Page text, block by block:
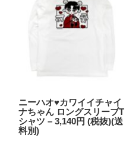
ニーハオ♥カワイイチャイ
ナちゃん ロングスリーブT
シャツ – 3,140円 (税抜)(送
料別)